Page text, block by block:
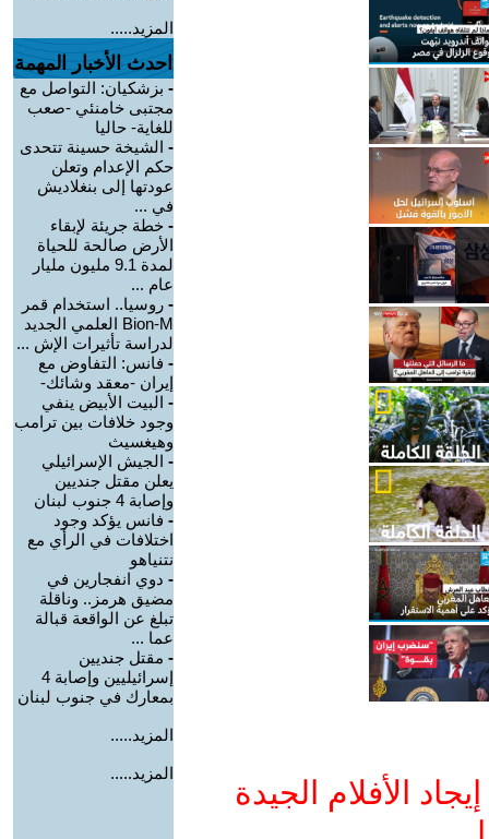
الأفلام الجيدة
المزيد.....
احدث الأخبار المهمة
- بزشكيان: التواصل مع
مجتبى خامنئي -صعب
للغاية- حاليا
- الشيخة حسينة تتحدى
حكم الإعدام وتعلن
عودتها إلى بنغلاديش
في ...
- خطة جريئة لإبقاء
الأرض صالحة للحياة
لمدة 9.1 مليون مليار
عام ...
- روسيا.. استخدام قمر
Bion-M العلمي الجديد
لدراسة تأثيرات الإش ...
- فانس: التفاوض مع
إيران -معقد وشائك-
- البيت الأبيض ينفي
وجود خلافات بين ترامب
وهيغسيث
- الجيش الإسرائيلي
يعلن مقتل جنديين
وإصابة 4 جنوب لبنان
- فانس يؤكد وجود
اختلافات في الرأي مع
نتنياهو
- دوي انفجارين في
مضيق هرمز.. وناقلة
تبلغ عن الواقعة قبالة
عما ...
- مقتل جنديين
إسرائيليين وإصابة 4
بمعارك في جنوب لبنان
المزيد.....
المزيد.....